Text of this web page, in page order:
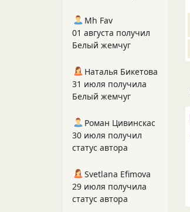
Mh Fav
01 августа получил
Белый жемчуг
Наталья Бикетова
31 июля получила
Белый жемчуг
Роман Цивинскас
30 июля получил
статус автора
Svetlana Efimova
29 июля получила
статус автора